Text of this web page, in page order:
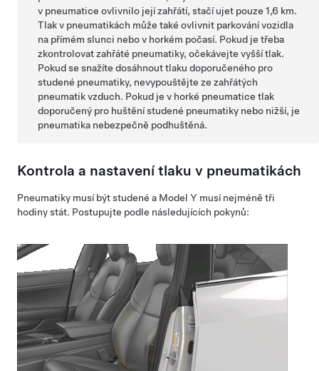
v pneumatice ovlivnilo její zahřátí, stačí ujet pouze1,6 km.
Tlak v pneumatikách může také ovlivnit parkování vozidla
na přímém slunci nebo v horkém počasí. Pokud je třeba
zkontrolovat zahřáté pneumatiky, očekávejte vyšší tlak.
Pokud se snažíte dosáhnout tlaku doporučeného pro
studené pneumatiky, nevypouštějte ze zahřátých
pneumatik vzduch. Pokud je v horké pneumatice tlak
doporučený pro huštění studené pneumatiky nebo nižší, je
pneumatika nebezpečně podhuštěná.
Kontrola a nastavení tlaku v pneumatikách
Pneumatiky musí být studené a Model Y musí nejméně tři
hodiny stát. Postupujte podle následujících pokynů: